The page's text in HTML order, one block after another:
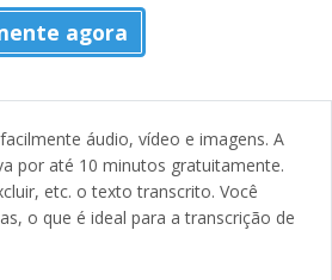
agora
áudio, vídeo e imagens. A
por até 10 minutos gratuitamente.
etc. o texto transcrito. Você
o que é ideal para a transcrição de